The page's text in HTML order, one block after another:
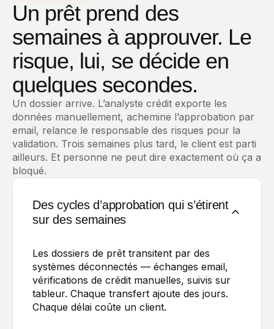
Un prêt prend des
semaines à approuver. Le
risque, lui, se décide en
quelques secondes.
Un dossier arrive. L’analyste crédit exporte les
données manuellement, achemine l’approbation par
email, relance le responsable des risques pour la
validation. Trois semaines plus tard, le client est parti
ailleurs. Et personne ne peut dire exactement où ça a
bloqué.
Des cycles d’approbation qui s’étirent
sur des semaines
Les dossiers de prêt transitent par des
systèmes déconnectés — échanges email,
vérifications de crédit manuelles, suivis sur
tableur. Chaque transfert ajoute des jours.
Chaque délai coûte un client.